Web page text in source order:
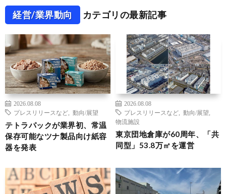
経営/業界動向 カテゴリの最新記事
2026.08.08
プレスリリースなど
動向/展望
テトラパックが業界初、常温
保存可能なツナ製品向け紙容
器を発表
2026.08.08
プレスリリースなど
動向/展望
物流施設
東京団地倉庫が60周年、「共
同型」53.8万㎡を運営